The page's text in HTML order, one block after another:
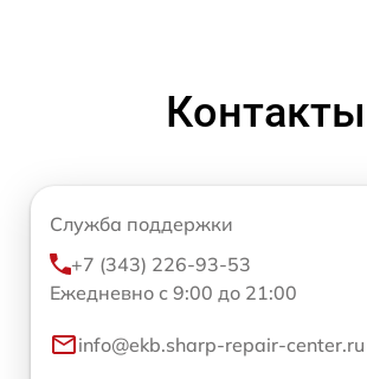
Контакты
Служба поддержки
+7 (343) 226-93-53
Ежедневно с 9:00 до 21:00
info@ekb.sharp-repair-center.ru